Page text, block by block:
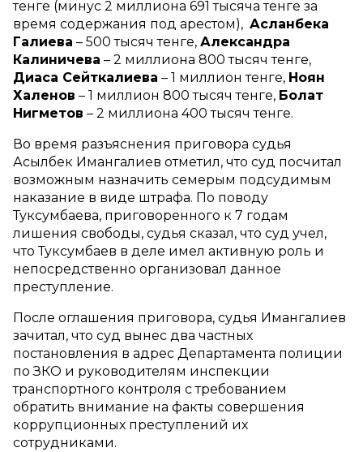
тенге (минус 2 миллиона 691 тысяча тенге за
время содержания под арестом), Асланбека
Галиева – 500 тысяч тенге, Александра
Калиничева – 2 миллиона 800 тысяч тенге,
Диаса Сейткалиева – 1 миллион тенге, Ноян
Халенов – 1 миллион 800 тысяч тенге, Болат
Нигметов – 2 миллиона 400 тысяч тенге.
Во время разъяснения приговора судья
Асылбек Имангалиев отметил, что суд посчитал
возможным назначить семерым подсудимым
наказание в виде штрафа. По поводу
Туксумбаева, приговоренного к 7 годам
лишения свободы, судья сказал, что суд учел,
что Туксумбаев в деле имел активную роль и
непосредственно организовал данное
преступление.
После оглашения приговора, судья Имангалиев
зачитал, что суд вынес два частных
постановления в адрес Департамента полиции
по ЗКО и руководителям инспекции
транспортного контроля с требованием
обратить внимание на факты совершения
коррупционных преступлений их
сотрудниками.